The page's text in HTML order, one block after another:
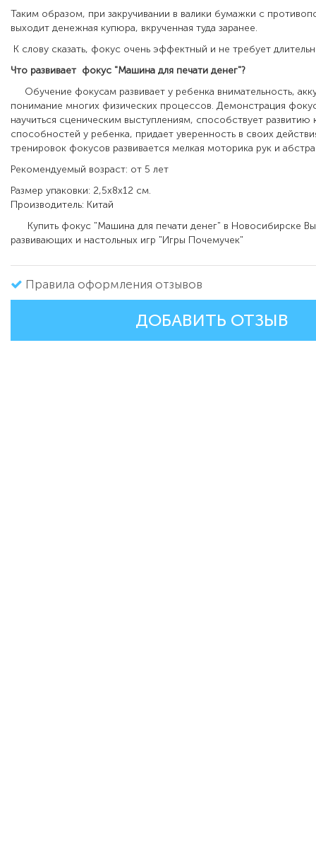
Таким образом, при закручивании в валики бумажки с
выходит денежная купюра, вкрученная туда заранее.
К слову сказать, фокус очень эффектный и не требует
Что развивает фокус "Машина для печати денег"?
Обучение фокусам развивает у ребенка внимательность,
понимание многих физических процессов. Демонстрация
научиться сценическим выступлениям, способствует развитию
способностей у ребенка, придает уверенность в своих
тренировок фокусов развивается мелкая моторика рук и
Рекомендуемый возраст: от 5 лет
Размер упаковки: 2,5х8х12 см.
Производитель: Китай
Купить фокус "Машина для печати денег" в Новосибирске
развивающих и настольных игр "Игры Почемучек"
Правила оформления отзывов
ДОБАВИТЬ ОТЗЫВ